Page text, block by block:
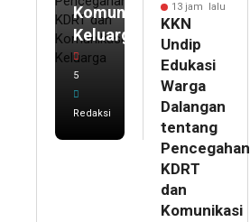
Komunikasi
Keluarga
5
Redaksi
13 jam lalu
KKN
Undip
Edukasi
Warga
Dalangan
tentang
Pencegahan
KDRT
dan
Komunikasi